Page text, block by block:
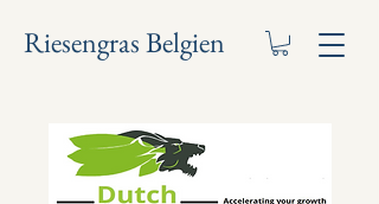
Riesengras Belgien